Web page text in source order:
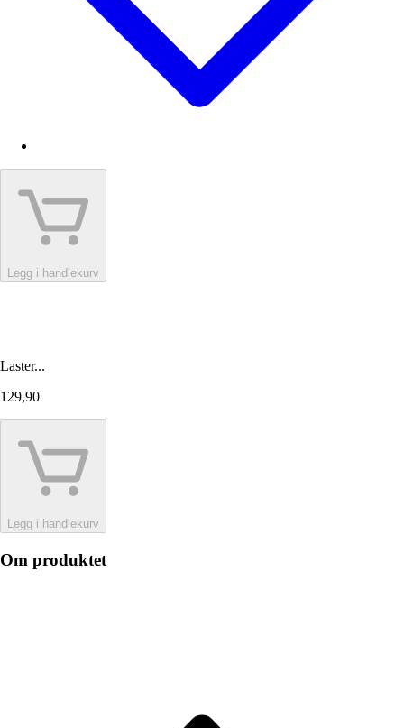
Legg i handlekurv
Laster...
129,90
Legg i handlekurv
Om produktet